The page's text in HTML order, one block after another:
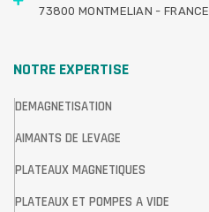
73800 MONTMELIAN - FRANCE
NOTRE EXPERTISE
DEMAGNETISATION
AIMANTS DE LEVAGE
PLATEAUX MAGNETIQUES
PLATEAUX ET POMPES A VIDE